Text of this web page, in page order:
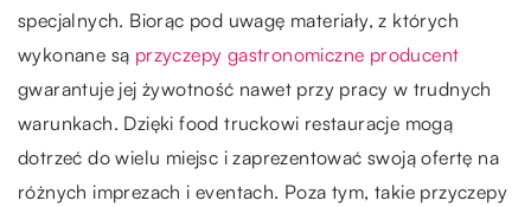
specjalnych. Biorąc pod uwagę materiały, z których
wykonane są przyczepy gastronomiczne producent
gwarantuje jej żywotność nawet przy pracy w trudnych
warunkach. Dzięki food truckowi restauracje mogą
dotrzeć do wielu miejsc i zaprezentować swoją ofertę na
różnych imprezach i eventach. Poza tym, takie przyczepy